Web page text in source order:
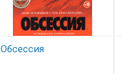
Обсессия